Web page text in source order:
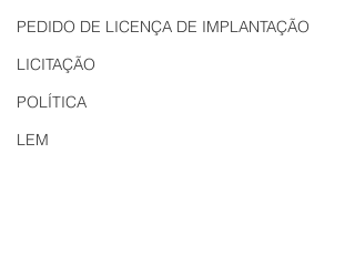
PEDIDO DE LICENÇA DE IMPLANTAÇÃO
LICITAÇÃO
POLÍTICA
LEM